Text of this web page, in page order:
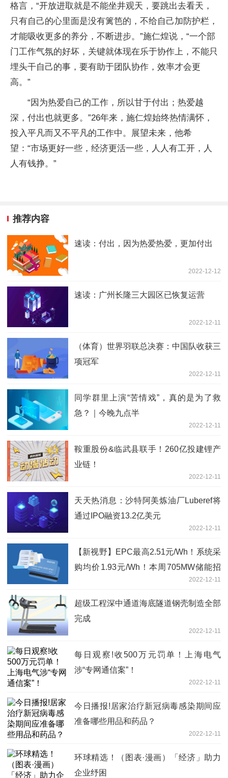
格言，“开放进取就是不能坐井观天，要跳出去看天，
只有自己的心里面是没有篱笆的，不给自己加防护栏，
才能吸收更多的养分，不断进步。”施仁煌说，“一个部
门工作气氛的好坏，关键就体现在乐于协作上，不能只
埋头干自己的事，要有助于团队协作，效率才会更
高。”
“因为热爱自己的工作，所以甘于付出；热爱越
深，付出也就更多。”26年来，施仁煌始终热情满怀，
投入平凡而又不平凡的工作中。展望未来，他希
望：“市场更好一些，经济更活一些，人人有工开，人
人有钱挣。”
推荐内容
速读：付出，因为热爱热爱，更加付出
2022-12-12
速读：广州长隆三大园区已恢复运营
2022-12-11
（体育）世界羽联总决赛：中国队收获三
项冠军
2022-12-11
同学群里上演“苦情戏”，真的是为了救
急？｜今晚九点半
2022-12-11
鞍重股份&临武县联手！260亿投建锂产
业链！
2022-12-11
天天热消息：沙特阿美炼油厂Luberef将
通过IPO融资13.2亿美元
2022-12-11
【新视野】EPC最高2.51元/Wh！系统采
购均价1.93元/Wh！本周705MW储能招
2022-12-11
超级工程深中通道海底隧道钢壳制造全部
完成
2022-12-11
每日观察!收500万元罚单！上海电气
涉“专网通信案”！
2022-12-11
今日播报!居家治疗新冠病毒感染期间应
准备哪些用品和药品？
2022-12-11
环球精选！（图表·漫画）「经济」助力
企业纾困